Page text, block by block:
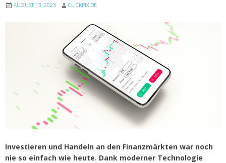
AUGUST 13, 2023 CLICKPIX.DE
Investieren und Handeln an den Finanzmärkten war noch
nie so einfach wie heute. Dank moderner Technologie